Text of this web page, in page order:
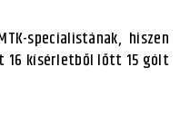
specialistának, hiszen
16 kísérletből lőtt 15 gólt